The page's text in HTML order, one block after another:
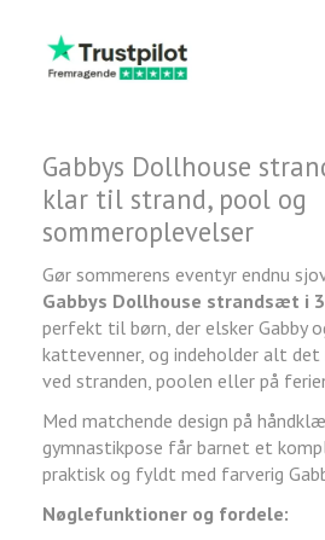
Gabbys Dollhouse
klar til strand, pool og
sommeroplevelser
Gør sommerens eventyr endnu
Gabbys Dollhouse strandsæt i
perfekt til børn, der elsker Gabby
kattevenner, og indeholder alt det
ved stranden, poolen eller på
Med matchende design på
gymnastikpose får barnet et
praktisk og fyldt med farverig
Nøglefunktioner og fordele: